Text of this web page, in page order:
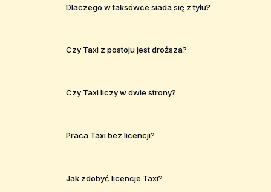
Dlaczego w taksówce siada się z tyłu?
Czy Taxi z postoju jest droższa?
Czy Taxi liczy w dwie strony?
Praca Taxi bez licencji?
Jak zdobyć licencje Taxi?